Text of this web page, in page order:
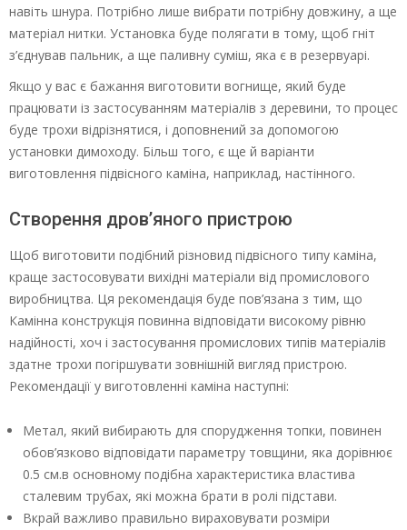
навіть шнура. Потрібно лише вибрати потрібну довжину, а ще
матеріал нитки. Установка буде полягати в тому, щоб гніт
з’єднував пальник, а ще паливну суміш, яка є в резервуарі.
Якщо у вас є бажання виготовити вогнище, який буде
працювати із застосуванням матеріалів з деревини, то процес
буде трохи відрізнятися, і доповнений за допомогою
установки димоходу. Більш того, є ще й варіанти
виготовлення підвісного каміна, наприклад, настінного.
Створення дров’яного пристрою
Щоб виготовити подібний різновид підвісного типу каміна,
краще застосовувати вихідні матеріали від промислового
виробництва. Ця рекомендація буде пов’язана з тим, що
Камінна конструкція повинна відповідати високому рівню
надійності, хоч і застосування промислових типів матеріалів
здатне трохи погіршувати зовнішній вигляд пристрою.
Рекомендації у виготовленні каміна наступні:
Метал, який вибирають для спорудження топки, повинен
обов’язково відповідати параметру товщини, яка дорівнює
0.5 см.в основному подібна характеристика властива
сталевим трубах, які можна брати в ролі підстави.
Вкрай важливо правильно вираховувати розміри